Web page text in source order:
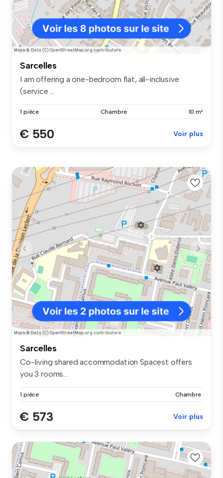
Sarcelles
I am offering a one-bedroom flat, all-inclusive
(service ...
1 pièce Chambre 10 m²
€ 550 Voir plus
Sarcelles
Co-living shared accommodation Spacest offers
you 3 rooms...
1 pièce Chambre
€ 573 Voir plus